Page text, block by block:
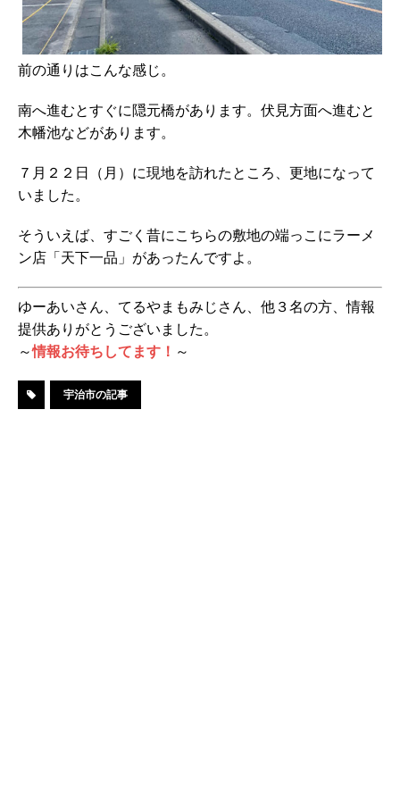
前の通りはこんな感じ。
南へ進むとすぐに隠元橋があります。伏見方面へ進むと
木幡池などがあります。
７月２２日（月）に現地を訪れたところ、更地になって
いました。
そういえば、すごく昔にこちらの敷地の端っこにラーメ
ン店「天下一品」があったんですよ。
ゆーあいさん、てるやまもみじさん、他３名の方、情報
提供ありがとうございました。
～情報お待ちしてます！ ～
宇治市の記事